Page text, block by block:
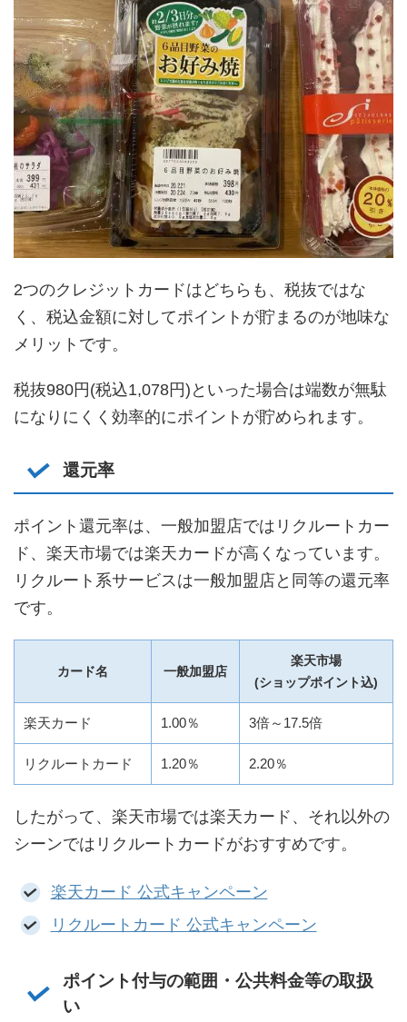
2つのクレジットカードはどちらも、税抜ではな
く、税込金額に対してポイントが貯まるのが地味な
メリットです。
税抜980円(税込1,078円)といった場合は端数が無駄
になりにくく効率的にポイントが貯められます。
還元率
ポイント還元率は、一般加盟店ではリクルートカー
ド、楽天市場では楽天カードが高くなっています。
リクルート系サービスは一般加盟店と同等の還元率
です。
カード名 一般加盟店
楽天市場
(ショップポイント込)
楽天カード 1.00％ 3倍～17.5倍
リクルートカード 1.20％ 2.20％
したがって、楽天市場では楽天カード、それ以外の
シーンではリクルートカードがおすすめです。
楽天カード 公式キャンペーン
リクルートカード 公式キャンペーン
ポイント付与の範囲・公共料金等の取扱
い